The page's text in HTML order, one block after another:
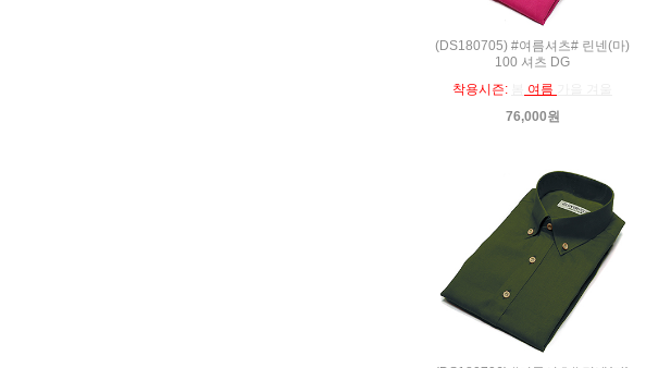
(DS180705) #여름셔츠# 린넨(마)
100 셔츠 DG
착용시즌:
여름
76,000원